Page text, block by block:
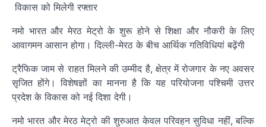
विकास को मिलेगी रफ्तार
नमो भारत और मेरठ मेट्रो के शुरू होने से शिक्षा और नौकरी के लिए
आवागमन आसान होगा। दिल्ली-मेरठ के बीच आर्थिक गतिविधियां बढ़ेंगी
ट्रैफिक जाम से राहत मिलने की उम्मीद है, क्षेत्र में रोजगार के नए अवसर
सृजित होंगे। विशेषज्ञों का मानना है कि यह परियोजना पश्चिमी उत्तर
प्रदेश के विकास को नई दिशा देगी।
नमो भारत और मेरठ मेट्रो की शुरुआत केवल परिवहन सुविधा नहीं, बल्कि